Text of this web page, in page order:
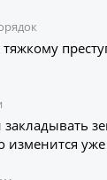
тяжкому
уже